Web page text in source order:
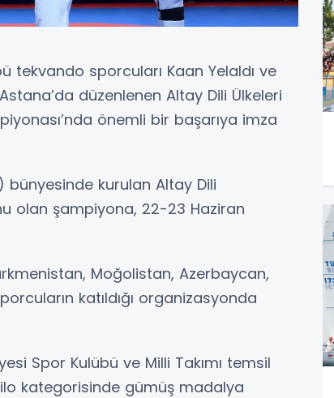
tekvando sporcuları Kaan Yelaldı ve
düzenlenen Altay Dili Ülkeleri
önemli bir başarıya imza
kurulan Altay Dili
olan şampiyona, 22-23 Haziran
Moğolistan, Azerbaycan,
katıldığı organizasyonda
Spor Kulübü ve Milli Takımı temsil
kategorisinde gümüş madalya